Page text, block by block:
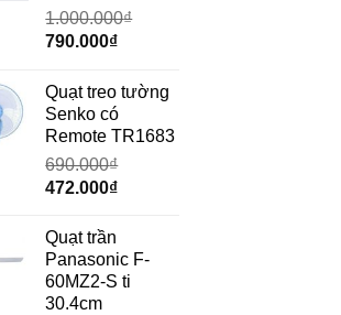
1.000.000₫
Giá
là:
1.000.000₫.
790.000₫Giá
tại
là:
790.000₫.
Quạt treo tường
Senko có
Remote TR1683
690.000₫
Giá
là:
690.000₫.
472.000₫Giá
là:
472.000₫.
Quạt trần
Panasonic F-
60MZ2-S ti
30.4cm